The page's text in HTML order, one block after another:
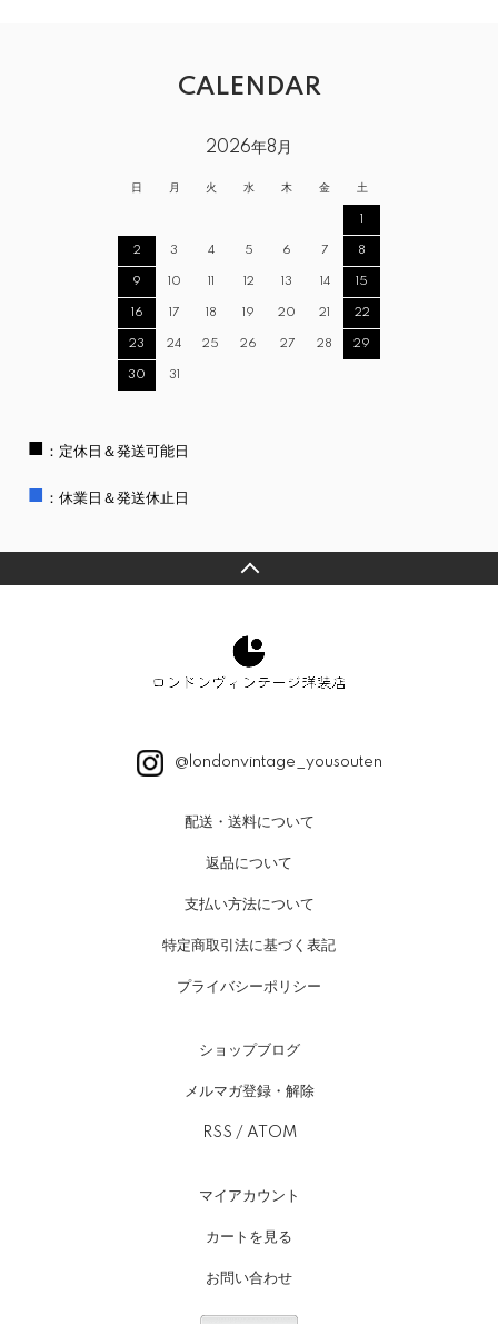
CALENDAR
2026年8月
日 月 火 水 木 金 土
1
2 3 4 5 6 7 8
9 10 11 12 13 14 15
16 17 18 19 20 21 22
23 24 25 26 27 28 29
30 31
■ ：定休日＆発送可能日
■ ：休業日＆発送休止日
@londonvintage_yousouten
配送・送料について
返品について
支払い方法について
特定商取引法に基づく表記
プライバシーポリシー
ショップブログ
メルマガ登録・解除
RSS / ATOM
マイアカウント
カートを見る
お問い合わせ